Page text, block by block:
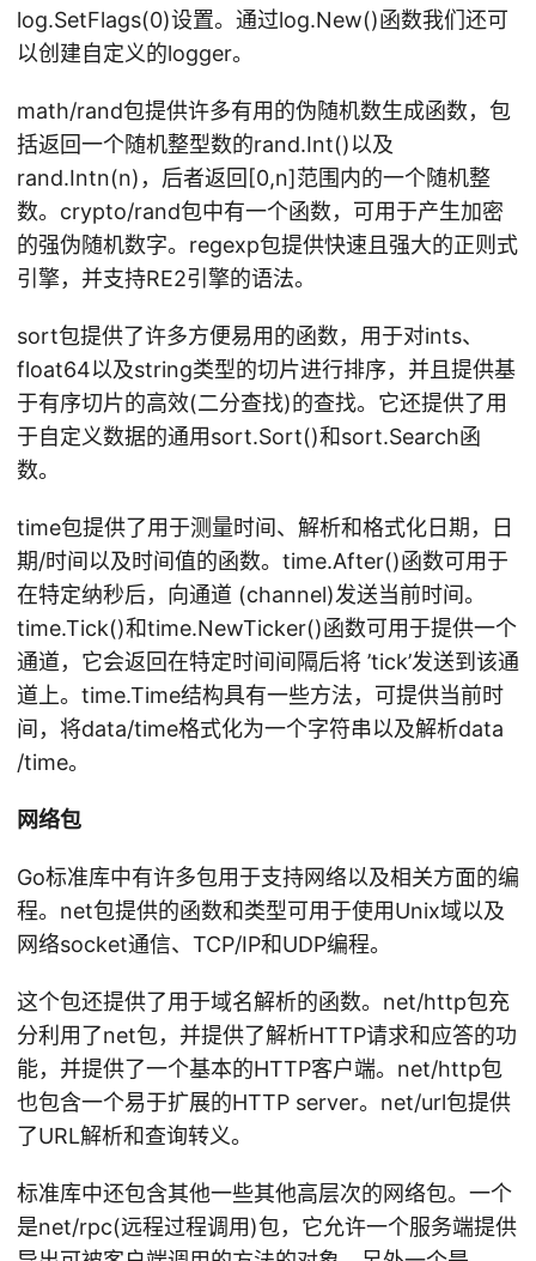
log.SetFlags(0)设置。通过log.New()函数我们还可
以创建自定义的logger。
math/rand包提供许多有用的伪随机数生成函数，包
括返回一个随机整型数的rand.Int()以及
rand.Intn(n)，后者返回[0,n]范围内的一个随机整
数。crypto/rand包中有一个函数，可用于产生加密
的强伪随机数字。regexp包提供快速且强大的正则式
引擎，并支持RE2引擎的语法。
sort包提供了许多方便易用的函数，用于对ints、
float64以及string类型的切片进行排序，并且提供基
于有序切片的高效(二分查找)的查找。它还提供了用
于自定义数据的通用sort.Sort()和sort.Search函
数。
time包提供了用于测量时间、解析和格式化日期，日
期/时间以及时间值的函数。time.After()函数可用于
在特定纳秒后，向通道 (channel)发送当前时间。
time.Tick()和time.NewTicker()函数可用于提供一个
通道，它会返回在特定时间间隔后将 ’tick’发送到该通
道上。time.Time结构具有一些方法，可提供当前时
间，将data/time格式化为一个字符串以及解析data
/time。
网络包
Go标准库中有许多包用于支持网络以及相关方面的编
程。net包提供的函数和类型可用于使用Unix域以及
网络socket通信、TCP/IP和UDP编程。
这个包还提供了用于域名解析的函数。net/http包充
分利用了net包，并提供了解析HTTP请求和应答的功
能，并提供了一个基本的HTTP客户端。net/http包
也包含一个易于扩展的HTTP server。net/url包提供
了URL解析和查询转义。
标准库中还包含其他一些其他高层次的网络包。一个
是net/rpc(远程过程调用)包，它允许一个服务端提供